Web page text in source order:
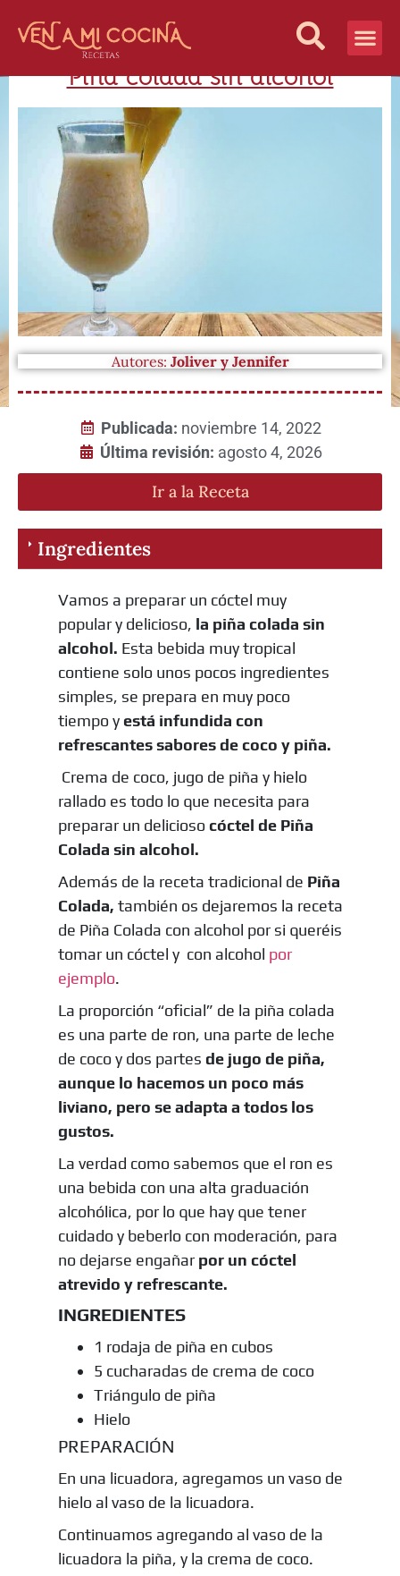
Piña colada sin alcohol
Autores: Joliver y Jennifer
Publicada: noviembre 14, 2022
Última revisión: agosto 4, 2026
Ir a la Receta
Ingredientes
Vamos a preparar un cóctel muy
popular y delicioso, la piña colada sin
alcohol. Esta bebida muy tropical
contiene solo unos pocos ingredientes
simples, se prepara en muy poco
tiempo y está infundida con
refrescantes sabores de coco y piña.
Crema de coco, jugo de piña y hielo
rallado es todo lo que necesita para
preparar un delicioso cóctel de Piña
Colada sin alcohol.
Además de la receta tradicional de Piña
Colada, también os dejaremos la receta
de Piña Colada con alcohol por si queréis
tomar un cóctel y con alcohol por
ejemplo.
La proporción “oficial” de la piña colada
es una parte de ron, una parte de leche
de coco y dos partes de jugo de piña,
aunque lo hacemos un poco más
liviano, pero se adapta a todos los
gustos.
La verdad como sabemos que el ron es
una bebida con una alta graduación
alcohólica, por lo que hay que tener
cuidado y beberlo con moderación, para
no dejarse engañarpor un cóctel
atrevido y refrescante.
INGREDIENTES
1 rodaja de piña en cubos
5 cucharadas de crema de coco
Triángulo de piña
Hielo
PREPARACIÓN
En una licuadora, agregamos un vaso de
hielo al vaso de la licuadora.
Continuamos agregando al vaso de la
licuadora la piña, y la crema de coco.